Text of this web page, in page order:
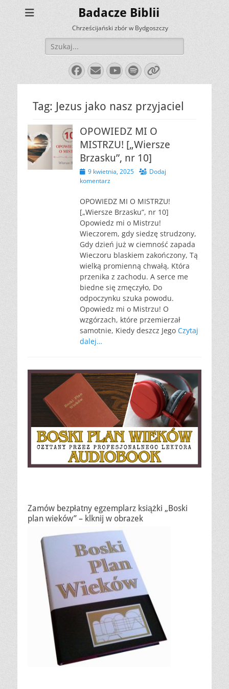
Badacze Biblii
Chrześcijański zbór w Bydgoszczy
Szukaj:
Facebook
E-
mail
YouTube
Spotify
Link
Tag: Jezus jako nasz przyjaciel
OPOWIEDZ MI O
MISTRZU! [„Wiersze
Brzasku”, nr 10]
Opublikowano
9 kwietnia, 2025
Dodaj
komentarz
OPOWIEDZ MI O MISTRZU!
[„Wiersze Brzasku”, nr 10]
Opowiedz mi o Mistrzu!
Wieczorem, gdy siedzę strudzony,
Gdy dzień już w ciemność zapada
Wieczoru blaskiem zakończony, Tą
wielką promienną chwałą, Która
przenika z zachodu. A serce me
biedne się zmęczyło, Do
odpoczynku szuka powodu.
Opowiedz mi o Mistrzu! O
wzgórzach, które przemierzał
samotnie, Kiedy deszcz Jego Czytaj
dalej…
Zamów bezpłatny egzemplarz książki „Boski
plan wieków” – klknij w obrazek